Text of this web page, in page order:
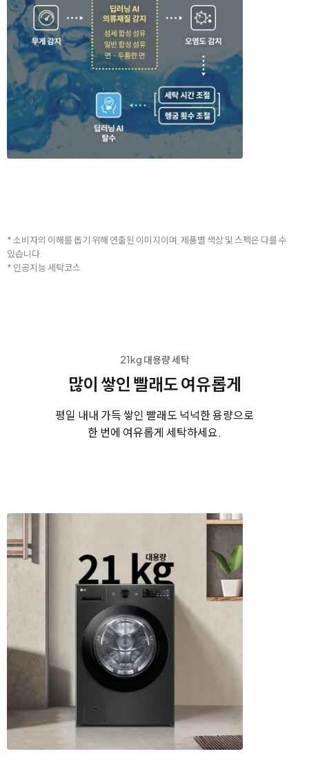
* 소비자의 이해를 돕기 위해 연출된 이미지이며, 제품별 색상 및 스펙은 다를 수
있습니다.
* 인공지능 세탁코스
21kg 대용량 세탁
많이 쌓인 빨래도 여유롭게
평일 내내 가득 쌓인 빨래도 넉넉한 용량으로
한 번에 여유롭게 세탁하세요.